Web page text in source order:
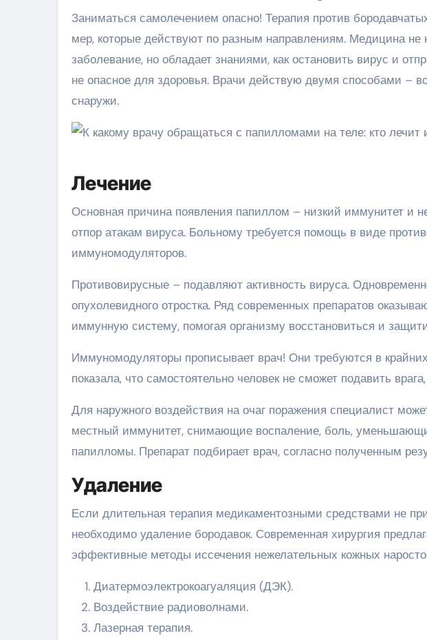
Заниматься самолечением опасно! Терапия против
мер, которые действуют по разным направлениям. Медицина не
заболевание, но обладает знаниями, как остановить вирус и
не опасное для здоровья. Врачи действую двумя способами –
снаружи.
Лечение
Основная причина появления папиллом – низкий иммунитет и
отпор атакам вируса. Больному требуется помощь в виде
иммуномодуляторов.
Противовирусные – подавляют активность вируса.
опухолевидного отростка. Ряд современных препаратов
иммунную систему, помогая организму восстановиться и
Иммуномодуляторы прописывает врач! Они требуются в
показала, что самостоятельно человек не сможет подавить
Для наружного воздействия на очаг поражения специалист
местный иммунитет, снимающие воспаление, боль,
папилломы. Препарат подбирает врач, согласно полученным
Удаление
Если длительная терапия медикаментозными средствами не
необходимо удаление бородавок. Современная хирургия
эффективные методы иссечения нежелательных кожных
Диатермоэлектрокоагуаляция (ДЭК).
Воздействие радиоволнами.
Лазерная терапия.